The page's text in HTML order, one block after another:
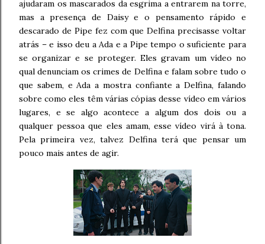
ajudaram os mascarados da esgrima a entrarem na torre,
mas a presença de Daisy e o pensamento rápido e
descarado de Pipe fez com que Delfina precisasse voltar
atrás – e isso deu a Ada e a Pipe tempo o suficiente para
se organizar e se proteger. Eles gravam um vídeo no
qual denunciam os crimes de Delfina e falam sobre tudo o
que sabem, e Ada a mostra confiante a Delfina, falando
sobre como eles têm várias cópias desse vídeo em vários
lugares, e se algo acontece a algum dos dois ou a
qualquer pessoa que eles amam, esse vídeo virá à tona.
Pela primeira vez, talvez Delfina terá que pensar um
pouco mais antes de agir.